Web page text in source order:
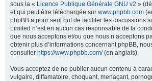
sous la « Licence Publique Générale GNU v2 »
et qui peut être téléchargée sur www.phpbb.com
phpBB a pour seul but de faciliter les discussions
Limited n’est en aucun cas responsable de la
que nous acceptons et/ou que nous n’acceptons
obtenir plus d’informations concernant phpBB,
consulter https://www.phpbb.com/(en anglais).
Vous acceptez de ne publier aucun contenu à
vulgaire, diffamatoire, choquant, menaçant,